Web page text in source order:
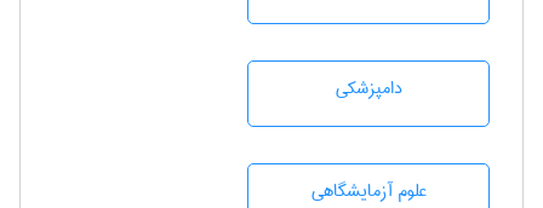
دامپزشكی
علوم آزمايشگاهی